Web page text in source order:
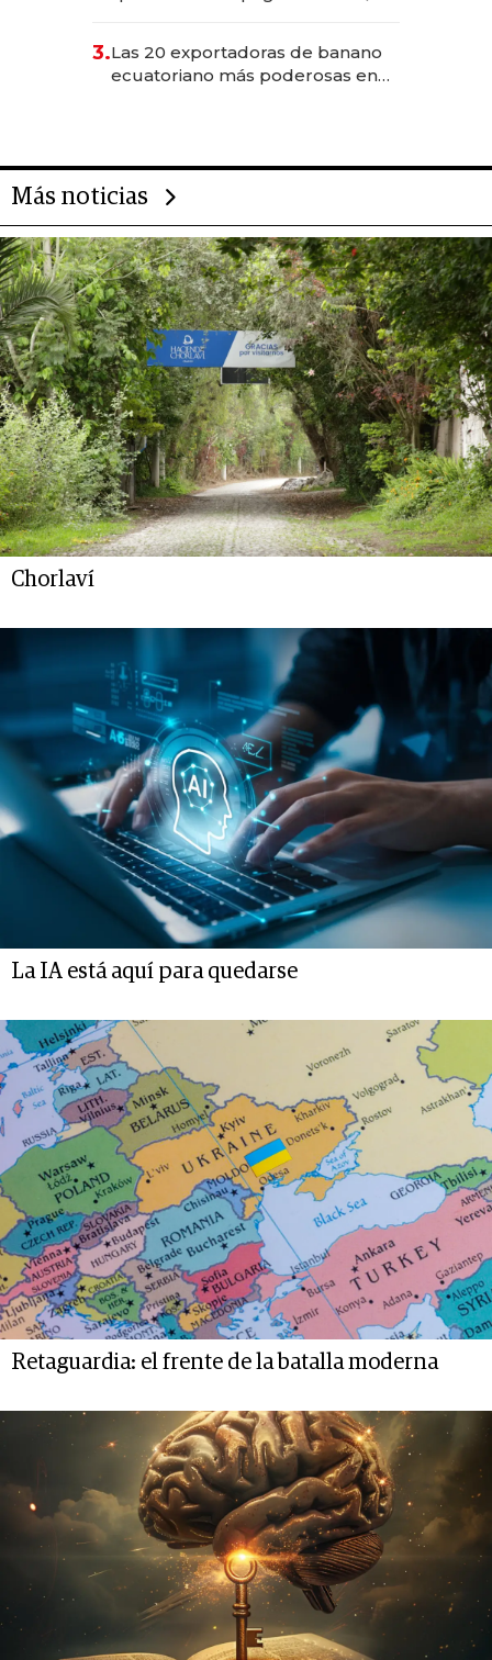
3.Las 20 exportadoras de banano
ecuatoriano más poderosas en
Más noticias
Chorlaví
La IA está aquí para quedarse
Retaguardia: el frente de la batalla moderna